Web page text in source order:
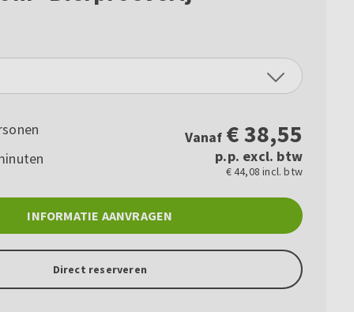
Vanaf €38,55
p.p. excl. btw
€ 44,08 incl. btw
INFORMATIE AANVRAGEN
Direct reserveren